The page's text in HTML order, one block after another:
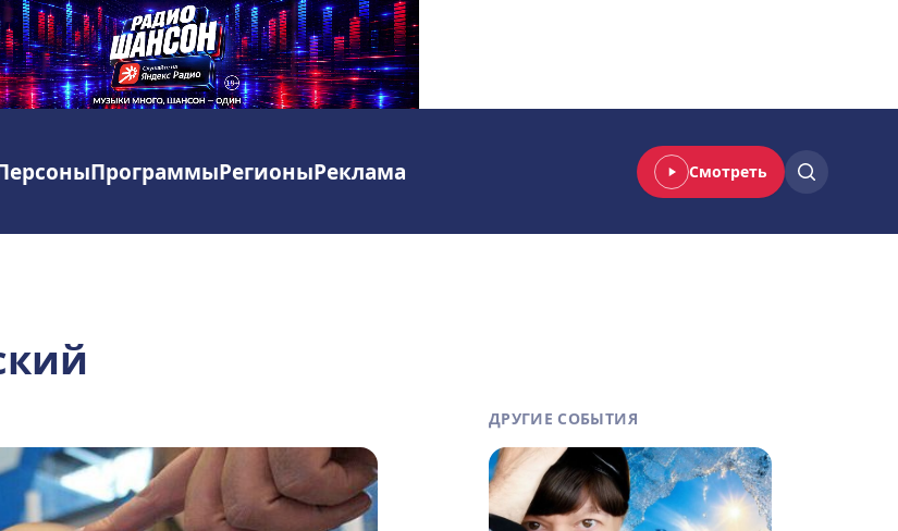
ПрограммыРегионыРеклама Смотреть
ДРУГИЕ СОБЫТИЯ